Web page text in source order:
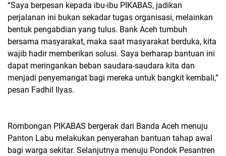
​“Saya berpesan kepada ibu-ibu PIKABAS, jadikan
perjalanan ini bukan sekadar tugas organisasi, melainkan
bentuk pengabdian yang tulus. Bank Aceh tumbuh
bersama masyarakat, maka saat masyarakat berduka, kita
wajib hadir memberikan solusi. Saya berharap bantuan ini
dapat meringankan beban saudara-saudara kita dan
menjadi penyemangat bagi mereka untuk bangkit kembali,”
pesan Fadhil Ilyas.
​Rombongan PIKABAS bergerak dari Banda Aceh menuju
Panton Labu melakukan penyerahan bantuan tahap awal
bagi warga sekitar. Selanjutnya menuju Pondok Pesantren